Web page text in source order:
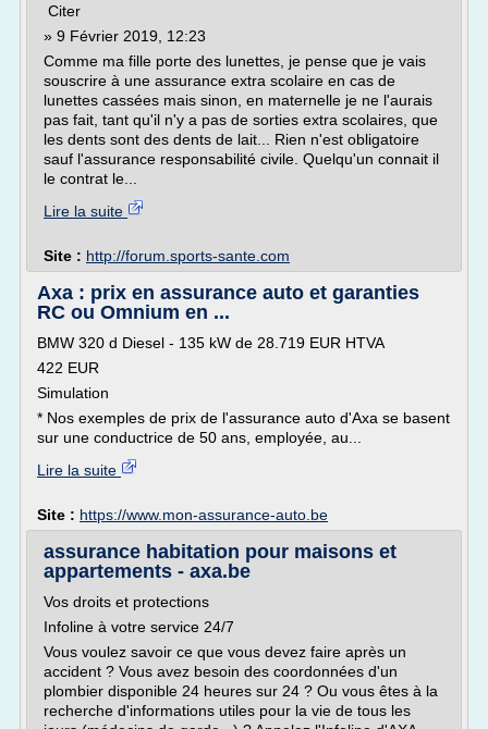
Citer
» 9 Février 2019, 12:23
Comme ma fille porte des lunettes, je pense que je vais
souscrire à une assurance extra scolaire en cas de
lunettes cassées mais sinon, en maternelle je ne l'aurais
pas fait, tant qu'il n'y a pas de sorties extra scolaires, que
les dents sont des dents de lait... Rien n'est obligatoire
sauf l'assurance responsabilité civile. Quelqu'un connait il
le contrat le...
Lire la suite
Site : http://forum.sports-sante.com
Axa : prix en assurance auto et garanties
RC ou Omnium en ...
BMW 320 d Diesel - 135 kW de 28.719 EUR HTVA
422 EUR
Simulation
* Nos exemples de prix de l'assurance auto d'Axa se basent
sur une conductrice de 50 ans, employée, au...
Lire la suite
Site : https://www.mon-assurance-auto.be
assurance habitation pour maisons et
appartements - axa.be
Vos droits et protections
Infoline à votre service 24/7
Vous voulez savoir ce que vous devez faire après un
accident ? Vous avez besoin des coordonnées d'un
plombier disponible 24 heures sur 24 ? Ou vous êtes à la
recherche d'informations utiles pour la vie de tous les